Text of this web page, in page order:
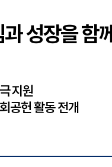
성장을 함
지원
공헌 활동 전개